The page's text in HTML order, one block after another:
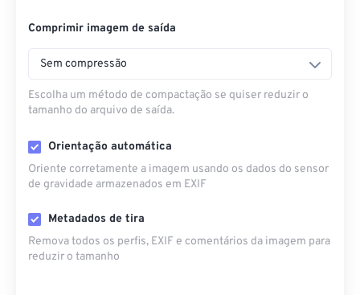
Comprimir imagem de saída
Sem compressão
Escolha um método de compactação se quiser reduzir o
tamanho do arquivo de saída.
Orientação automática
Oriente corretamente a imagem usando os dados do sensor
de gravidade armazenados em EXIF
Metadados de tira
Remova todos os perfis, EXIF ​​e comentários da imagem para
reduzir o tamanho